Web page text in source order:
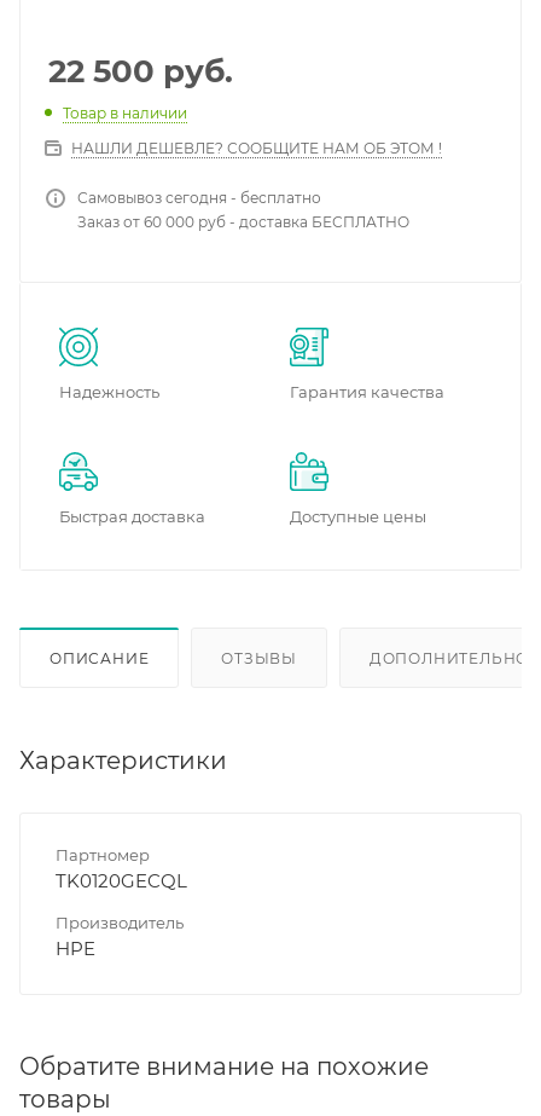
22 500 руб.
Товар в наличии
НАШЛИ ДЕШЕВЛЕ? СООБЩИТЕ НАМ ОБ ЭТОМ !
Самовывоз сегодня - бесплатно
Заказ от 60 000 руб - доставка БЕСПЛАТНО
Надежность Гарантия качества
Быстрая доставка Доступные цены
ОПИСАНИЕ ОТЗЫВЫ ДОПОЛНИТЕЛЬНО
Характеристики
Партномер
TK0120GECQL
Производитель
HPE
Обратите внимание на похожие
товары